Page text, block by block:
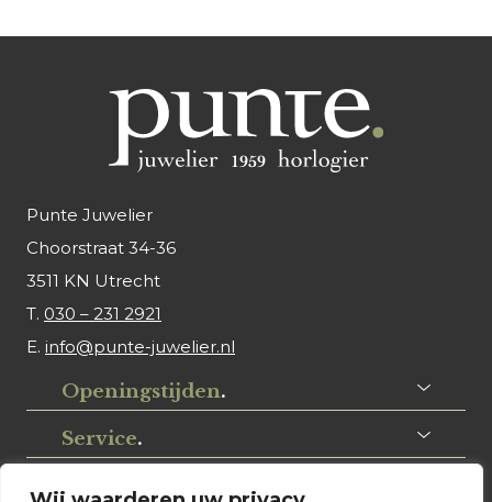
Punte Juwelier
Choorstraat 34-36
3511 KN Utrecht
T. 030 – 231 2921
E. info@punte-juwelier.nl
Openingstijden.
Service.
Volg ons